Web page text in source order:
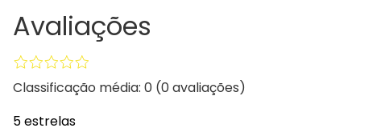
Avaliações
Classificação média: 0 (0 avaliações)
5 estrelas